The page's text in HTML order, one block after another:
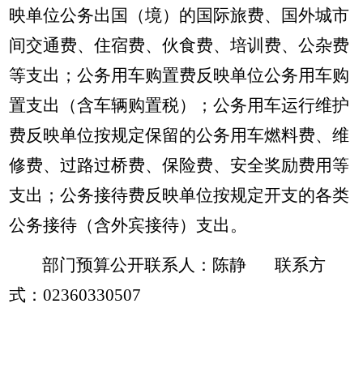
映单位公务出国（境）的国际旅费、国外城市
间交通费、住宿费、伙食费、培训费、公杂费
等支出；公务用车购置费反映单位公务用车购
置支出（含车辆购置税）；公务用车运行维护
费反映单位按规定保留的公务用车燃料费、维
修费、过路过桥费、保险费、安全奖励费用等
支出；公务接待费反映单位按规定开支的各类
公务接待（含外宾接待）支出。
部门预算公开联系人：陈静 联系方
式：02360330507